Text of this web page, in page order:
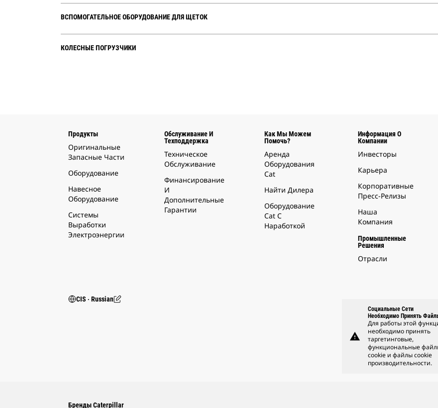
ВСПОМОГАТЕЛЬНОЕ ОБОРУДОВАНИЕ ДЛЯ ЩЕТОК
КОЛЕСНЫЕ ПОГРУЗЧИКИ
Продукты
Оригинальные
Запасные Части
Оборудование
Навесное
Оборудование
Системы
Выработки
Электроэнергии
Обслуживание И
Техподдержка
Техническое
Обслуживание
Финансирование
И
Дополнительные
Гарантии
Как Мы Можем
Помочь?
Аренда
Оборудования
Cat
Найти Дилера
Оборудование
Cat С
Наработкой
Информация О
Компании
Инвесторы
Карьера
Корпоративные
Пресс-Релизы
Наша
Компания
Промышленные
Решения
Отрасли
CIS ‧ Russian
warning
Социальные Сети
Необходимо Принять
Для работы этой
необходимо принять
таргетинговые,
функциональные
cookie и файлы cookie
производительности.
Бренды Caterpillar